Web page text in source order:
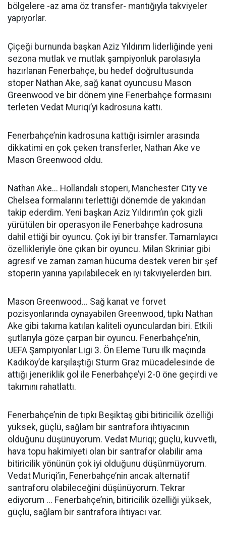
bölgelere -az ama öz transfer- mantığıyla takviyeler
yapıyorlar.
Çiçeği burnunda başkan Aziz Yıldırım liderliğinde yeni
sezona mutlak ve mutlak şampiyonluk parolasıyla
hazırlanan Fenerbahçe, bu hedef doğrultusunda
stoper Nathan Ake, sağ kanat oyuncusu Mason
Greenwood ve bir dönem yine Fenerbahçe formasını
terleten Vedat Muriqi’yi kadrosuna kattı.
Fenerbahçe’nin kadrosuna kattığı isimler arasında
dikkatimi en çok çeken transferler, Nathan Ake ve
Mason Greenwood oldu.
Nathan Ake... Hollandalı stoperi, Manchester City ve
Chelsea formalarını terlettiği dönemde de yakından
takip ederdim. Yeni başkan Aziz Yıldırım’ın çok gizli
yürütülen bir operasyon ile Fenerbahçe kadrosuna
dahil ettiği bir oyuncu. Çok iyi bir transfer. Tamamlayıcı
özellikleriyle öne çıkan bir oyuncu. Milan Skriniar gibi
agresif ve zaman zaman hücuma destek veren bir şef
stoperin yanına yapılabilecek en iyi takviyelerden biri.
Mason Greenwood... Sağ kanat ve forvet
pozisyonlarında oynayabilen Greenwood, tıpkı Nathan
Ake gibi takıma katılan kaliteli oyunculardan biri. Etkili
şutlarıyla göze çarpan bir oyuncu. Fenerbahçe’nin,
UEFA Şampiyonlar Ligi 3. Ön Eleme Turu ilk maçında
Kadıköy’de karşılaştığı Sturm Graz mücadelesinde de
attığı jeneriklik gol ile Fenerbahçe’yi 2-0 öne geçirdi ve
takımını rahatlattı.
Fenerbahçe’nin de tıpkı Beşiktaş gibi bitiricilik özelliği
yüksek, güçlü, sağlam bir santrafora ihtiyacının
olduğunu düşünüyorum. Vedat Muriqi; güçlü, kuvvetli,
hava topu hakimiyeti olan bir santrafor olabilir ama
bitiricilik yönünün çok iyi olduğunu düşünmüyorum.
Vedat Muriqi’in, Fenerbahçe’nin ancak alternatif
santraforu olabileceğini düşünüyorum. Tekrar
ediyorum ... Fenerbahçe’nin, bitiricilik özelliği yüksek,
güçlü, sağlam bir santrafora ihtiyacı var.